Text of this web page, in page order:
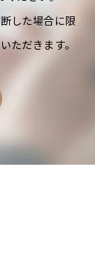
した場合に限
ただきます。